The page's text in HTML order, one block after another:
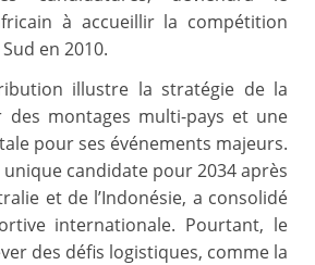
à accueillir la compétition
en 2010.
illustre la stratégie de la
des montages multi-pays et une
pour ses événements majeurs.
unique candidate pour 2034 après
et de l’Indonésie, a consolidé
internationale. Pourtant, le
des défis logistiques, comme la